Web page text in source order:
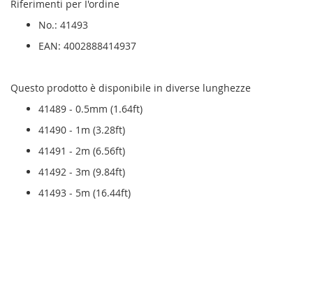
Riferimenti per I'ordine
No.: 41493
EAN: 4002888414937
Questo prodotto è disponibile in diverse lunghezze
41489 - 0.5mm (1.64ft)
41490 - 1m (3.28ft)
41491 - 2m (6.56ft)
41492 - 3m (9.84ft)
41493 - 5m (16.44ft)